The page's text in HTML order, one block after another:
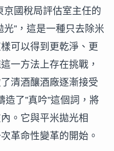
國稅局評估室主任的
”，這是一種只去除米
可以得到更乾淨、更
一方法上存在挑戰，
清酒釀酒廠逐漸接受
了”真吟”這個詞，將
。它與平米拋光相
革命性變革的開始。